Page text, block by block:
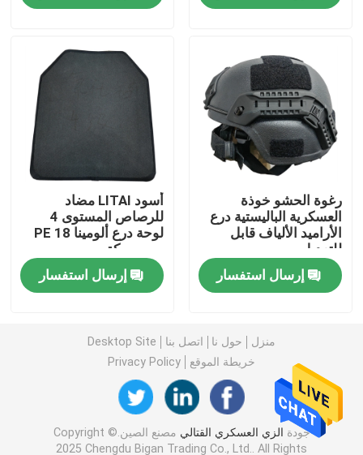
درع عسكري باليستي
قمصان عسكرية تكتيكية
حقيبة ظهر عسكرية تكتيكية
سترة عسكرية تكتيكية
أحذية جلدية عسكرية
أحذية اللباس العسكري
معدات التخييم العسكرية
رغوة الحشو خوذة
العسكرية الباليستية درع
الأراميد الألياف قابل
للتعديل
إرسال استفسار
أسود LITAI مضاد
للرصاص المستوى 4
لوحة درع ألومينا PE 18
مم سميكة
إرسال استفسار
منزل حول نا اتصل بنا
Desktop Site
خريطة الموقع
Privacy Policy
جودة الزي العسكري القتالي
مصنع الصين.Copyright ©
2025 Chengdu Bigan Trading Co., Ltd.. All Rights